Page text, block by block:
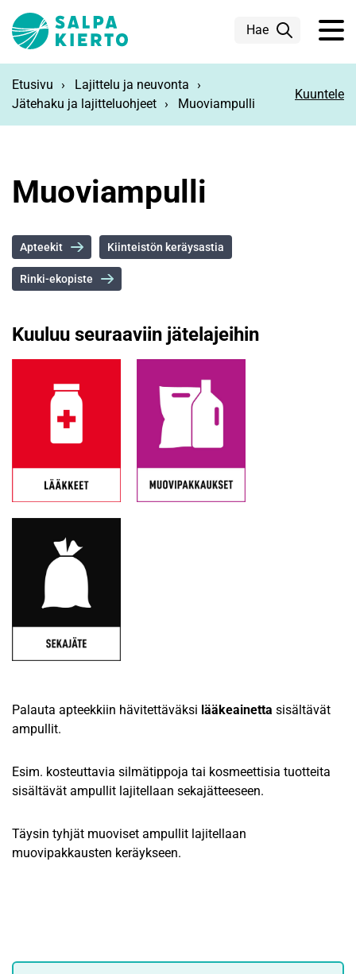
Hae
Etusivu
Lajittelu ja neuvonta
Jätehaku ja lajitteluohjeet
Muoviampulli
Kuuntele
Muoviampulli
Apteekit Kiinteistön keräysastia
Rinki-ekopiste
Kuuluu seuraaviin jätelajeihin
Palauta apteekkiin hävitettäväksi lääkeainetta sisältävät
ampullit.
Esim. kosteuttavia silmätippoja tai kosmeettisia tuotteita
sisältävät ampullit lajitellaan sekajätteeseen.
Täysin tyhjät muoviset ampullit lajitellaan
muovipakkausten keräykseen.